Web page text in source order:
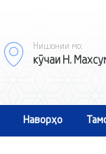
Нишонии мо:
кӯчаи Н.
Наворҳо